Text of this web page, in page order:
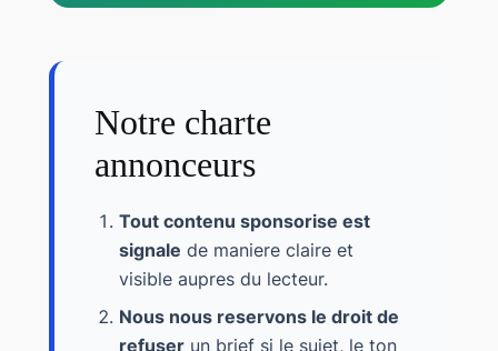
Notre charte
annonceurs
Tout contenu sponsorise est
signale de maniere claire et
visible aupres du lecteur.
Nous nous reservons le droit de
refuserun brief si le sujet, le ton